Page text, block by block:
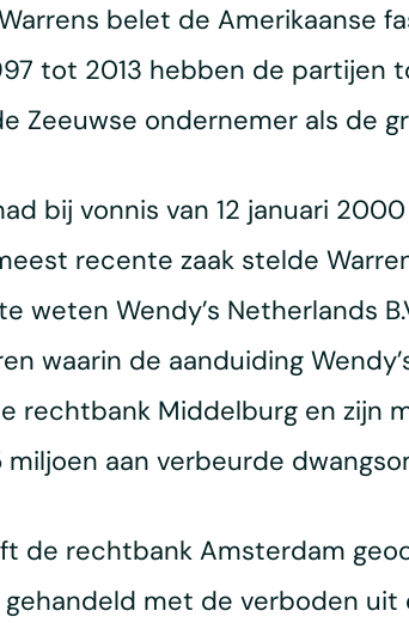
belet de Amerikaanse
tot 2013 hebben de partijen
Zeeuwse ondernemer als de
bij vonnis van 12 januari
recente zaak stelde
weten Wendy’s Netherlands
waarin de aanduiding
rechtbank Middelburg en zijn
aan verbeurde
de rechtbank Amsterdam
met de verboden uit